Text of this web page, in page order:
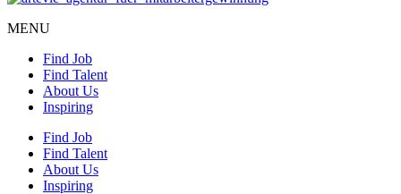
MENU
Find Job
Find Talent
About Us
Inspiring
Find Job
Find Talent
About Us
Inspiring